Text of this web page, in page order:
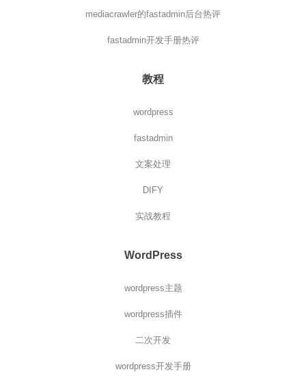
mediacrawler的fastadmin后台热评
fastadmin开发手册热评
教程
wordpress
fastadmin
文案处理
DIFY
实战教程
WordPress
wordpress主题
wordpress插件
二次开发
wordpress开发手册